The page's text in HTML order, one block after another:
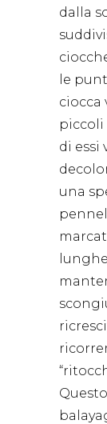
dalla
le
ciocca
piccoli
di essi
una